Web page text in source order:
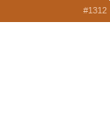
#1312